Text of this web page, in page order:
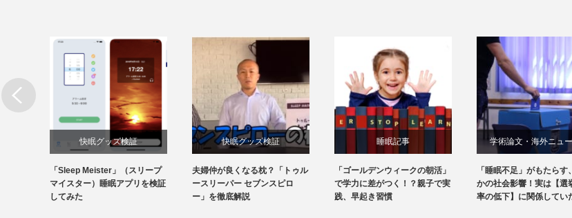
快眠グッズ検証
「Sleep Meister」（スリープ
マイスター）睡眠アプリを検証
してみた
快眠グッズ検証
夫婦仲が良くなる枕？「トゥル
ースリーパー セブンスピロ
ー」を徹底解説
睡眠記事
「ゴールデンウィークの朝活」
で学力に差がつく！？親子で実
践、早起き習慣
学術論文・海外ニュ
「睡眠不足」がもたらす
かの社会影響！実は【選
率の低下】に関係してい